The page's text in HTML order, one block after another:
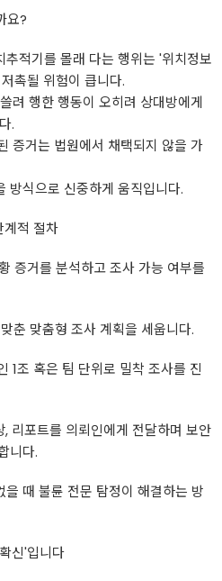
요?
적기를 몰래 다는 행위는 '위치정보
촉될 위험이 큽니다.
려 행한 행동이 오히려 상대방에게
.
증거는 법원에서 채택되지 않을 가
방식으로 신중하게 움직입니다.
계적 절차
증거를 분석하고 조사 가능 여부를
춘 맞춤형 조사 계획을 세웁니다.
1조 혹은 팀 단위로 밀착 조사를 진
리포트를 의뢰인에게 전달하며 보안
니다.
을 때 불륜 전문 탐정이 해결하는 방
신'입니다